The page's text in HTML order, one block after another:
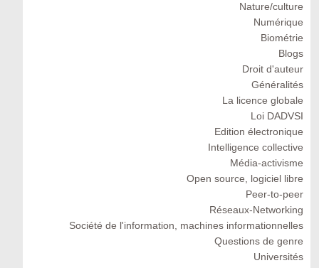
Nature/culture
Numérique
Biométrie
Blogs
Droit d'auteur
Généralités
La licence globale
Loi DADVSI
Edition électronique
Intelligence collective
Média-activisme
Open source, logiciel libre
Peer-to-peer
Réseaux-Networking
Société de l'information, machines informationnelles
Questions de genre
Universités